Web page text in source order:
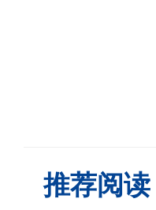
推荐阅读